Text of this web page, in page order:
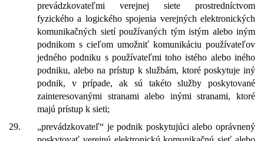
prevádzkovateľmi verejnej siete prostredníctvom
fyzického a logického spojenia verejných elektronických
komunikačných sietí používaných tým istým alebo iným
podnikom s cieľom umožniť komunikáciu používateľov
jedného podniku s používateľmi toho istého alebo iného
podniku, alebo na prístup k službám, ktoré poskytuje iný
podnik, v prípade, ak sú takéto služby poskytované
zainteresovanými stranami alebo inými stranami, ktoré
majú prístup k sieti;
29.
„prevádzkovateľ“ je podnik poskytujúci alebo oprávnený